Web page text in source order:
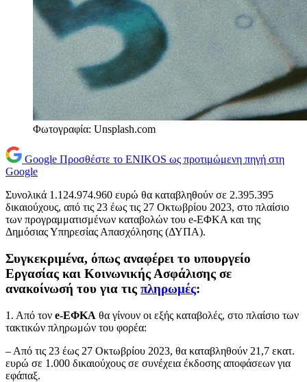
Φωτογραφία: Unsplash.com
Google Προσθέστε το ENIKOS ως προτιμώμενη πηγή στη
Google
Συνολικά 1.124.974.960 ευρώ θα καταβληθούν σε 2.395.395
δικαιούχους, από τις 23 έως τις 27 Οκτωβρίου 2023, στο πλαίσιο
των προγραμματισμένων καταβολών του e-ΕΦΚΑ και της
Δημόσιας Υπηρεσίας Απασχόλησης (ΔΥΠΑ).
Συγκεκριμένα, όπως αναφέρει το υπουργείο
Εργασίας και Κοινωνικής Ασφάλισης σε
ανακοίνωσή του για τις πληρωμές:
1. Από τον e-ΕΦΚΑ θα γίνουν οι εξής καταβολές, στο πλαίσιο των
τακτικών πληρωμών του φορέα:
– Από τις 23 έως 27 Οκτωβρίου 2023, θα καταβληθούν 21,7 εκατ.
ευρώ σε 1.000 δικαιούχους σε συνέχεια έκδοσης αποφάσεων για
εφάπαξ.